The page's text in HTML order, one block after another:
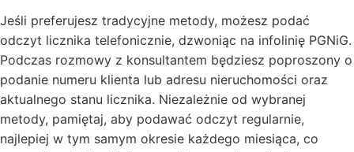
Jeśli preferujesz tradycyjne metody, możesz podać
odczyt licznika telefonicznie, dzwoniąc na infolinię PGNiG.
Podczas rozmowy z konsultantem będziesz poproszony o
podanie numeru klienta lub adresu nieruchomości oraz
aktualnego stanu licznika. Niezależnie od wybranej
metody, pamiętaj, aby podawać odczyt regularnie,
najlepiej w tym samym okresie każdego miesiąca, co